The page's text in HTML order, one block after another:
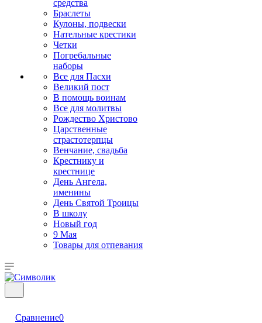
средства
Браслеты
Кулоны, подвески
Нательные крестики
Четки
Погребальные
наборы
Все для Пасхи
Великий пост
В помощь воинам
Все для молитвы
Рождество Христово
Царственные
страстотерпцы
Венчание, свадьба
Крестнику и
крестнице
День Ангела,
именины
День Святой Троицы
В школу
Новый год
9 Мая
Товары для отпевания
Сравнение0